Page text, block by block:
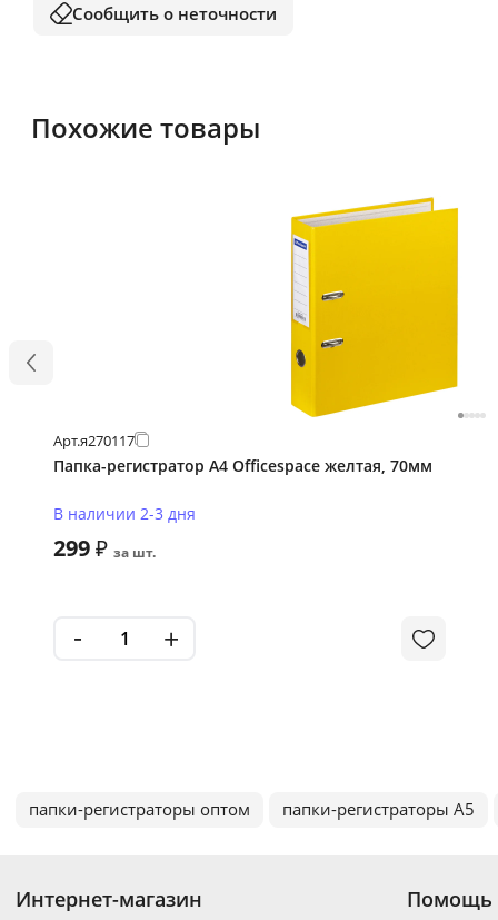
Сообщить о неточности
Похожие товары
Арт.я270117
Папка-регистратор А4 Officespace желтая, 70мм
В наличии 2-3 дня
299₽ за шт.
- +
папки-регистраторы оптом папки-регистраторы А5
Интернет-магазин Помощь